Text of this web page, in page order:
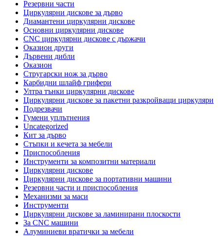
Резервни части
Циркулярни дискове за дърво
Диамантени циркулярни дискове
Основни циркулярни дискове
CNC циркулярни дискове с държачи
Оказион други
Дървени дибли
Оказион
Стругарски нож за дърво
Карбидни шлайф грифери
Ултра тънки циркулярни дискове
Циркулярни дискове за пакетни разкройващи циркуляри
Подрезвачи
Гумени уплътнения
Uncategorized
Кит за дърво
Стъпки и кечета за мебели
Приспособления
Инструменти за композитни материали
Циркулярни дискове
Циркулярни дискове за портативни машини
Резервни части и приспособления
Механизми за маси
Инструменти
Циркулярни дискове за ламинирани плоскости
За CNC машини
Алуминиеви вратички за мебели